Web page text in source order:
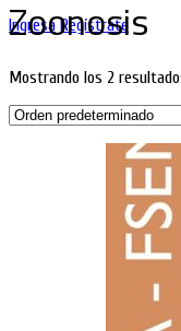
Ingresa Regístrate
Zoonosis
Mostrando los 2